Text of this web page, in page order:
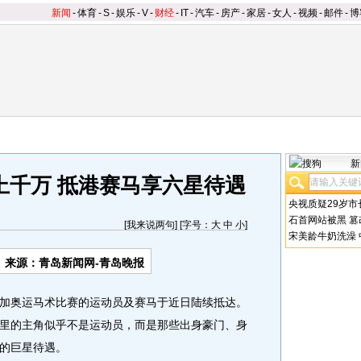
新闻 -体育-S-娱乐-V- 财经- IT-汽车- 房产-家居-女人 -视频-邮件-
千万 抵港赛马享六星待遇
[我来说两句] [字号： 大 中 小]
来源：青岛新闻网-青岛晚报
马术比赛的运动员及赛马于近日陆续抵达。
的主角似乎不是运动员，而是那些出身豪门、身
巨星待遇。
央视质疑29岁市
石首网站被黑 篡
宋美龄牛奶洗澡